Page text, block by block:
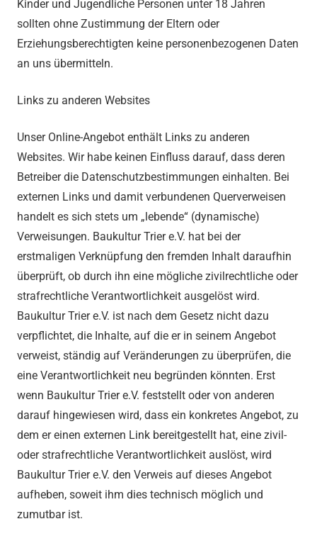
Kinder und Jugendliche Personen unter 18 Jahren
sollten ohne Zustimmung der Eltern oder
Erziehungsberechtigten keine personenbezogenen Daten
an uns übermitteln.
Links zu anderen Websites
Unser Online-Angebot enthält Links zu anderen
Websites. Wir habe keinen Einfluss darauf, dass deren
Betreiber die Datenschutzbestimmungen einhalten. Bei
externen Links und damit verbundenen Querverweisen
handelt es sich stets um „lebende“ (dynamische)
Verweisungen. Baukultur Trier e.V. hat bei der
erstmaligen Verknüpfung den fremden Inhalt daraufhin
überprüft, ob durch ihn eine mögliche zivilrechtliche oder
strafrechtliche Verantwortlichkeit ausgelöst wird.
Baukultur Trier e.V. ist nach dem Gesetz nicht dazu
verpflichtet, die Inhalte, auf die er in seinem Angebot
verweist, ständig auf Veränderungen zu überprüfen, die
eine Verantwortlichkeit neu begründen könnten. Erst
wenn Baukultur Trier e.V. feststellt oder von anderen
darauf hingewiesen wird, dass ein konkretes Angebot, zu
dem er einen externen Link bereitgestellt hat, eine zivil-
oder strafrechtliche Verantwortlichkeit auslöst, wird
Baukultur Trier e.V. den Verweis auf dieses Angebot
aufheben, soweit ihm dies technisch möglich und
zumutbar ist.